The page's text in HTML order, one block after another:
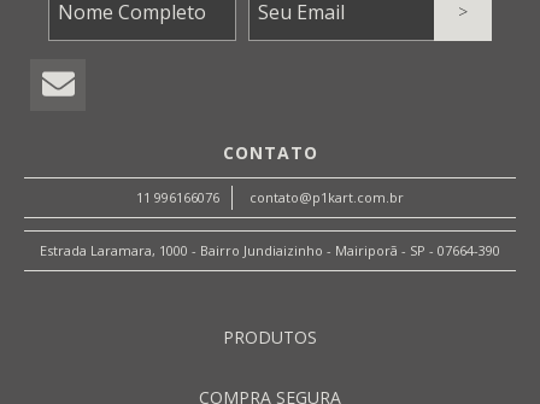
CONTATO
11 996166076 contato@p1kart.com.br
Estrada Laramara, 1000 - Bairro Jundiaizinho - Mairiporã - SP - 07664-390
PRODUTOS
COMPRA SEGURA